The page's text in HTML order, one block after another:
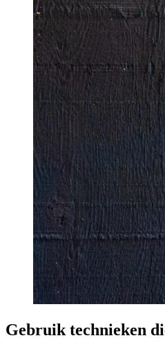
Gebruik technieken